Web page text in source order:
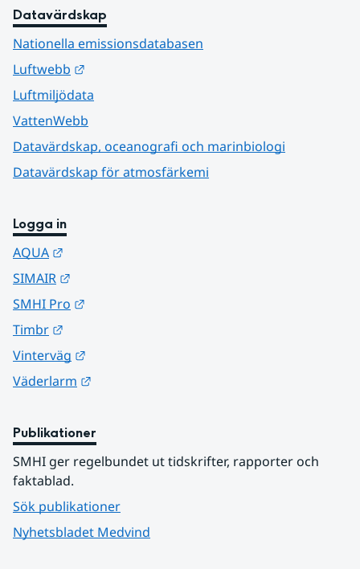
Datavärdskap
Nationella emissionsdatabasen
Luftwebb
Luftmiljödata
VattenWebb
Datavärdskap, oceanografi och marinbiologi
Datavärdskap för atmosfärkemi
Logga in
AQUA
SIMAIR
SMHI Pro
Timbr
Vinterväg
Väderlarm
Publikationer
SMHI ger regelbundet ut tidskrifter, rapporter och
faktablad.
Sök publikationer
Nyhetsbladet Medvind